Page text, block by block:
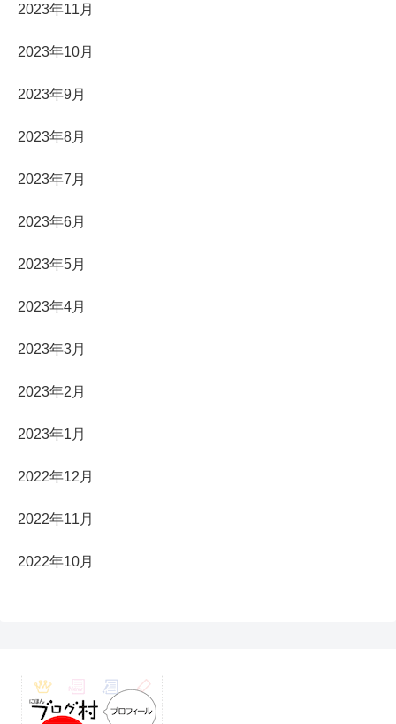
2023年11月
2023年10月
2023年9月
2023年8月
2023年7月
2023年6月
2023年5月
2023年4月
2023年3月
2023年2月
2023年1月
2022年12月
2022年11月
2022年10月